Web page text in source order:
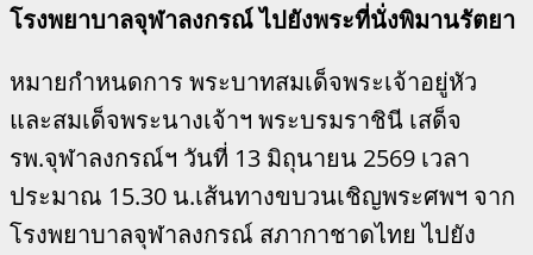
โรงพยาบาลจุฬาลงกรณ์ ไปยังพระที่นั่งพิมานรัตยา
หมายกำหนดการ พระบาทสมเด็จพระเจ้าอยู่หัว
และสมเด็จพระนางเจ้าฯ พระบรมราชินี เสด็จ
รพ.จุฬาลงกรณ์ฯ วันที่ 13 มิถุนายน 2569 เวลา
ประมาณ 15.30 น.เส้นทางขบวนเชิญพระศพฯ จาก
โรงพยาบาลจุฬาลงกรณ์ สภากาชาดไทย ไปยัง